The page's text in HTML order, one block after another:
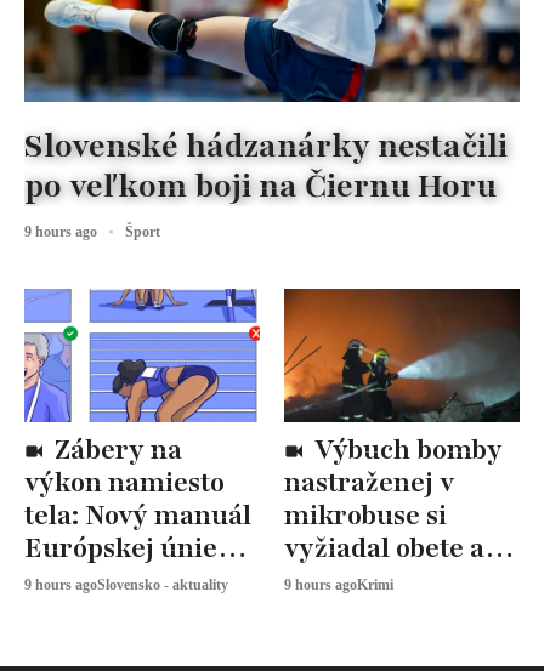
výkon namiesto
tela: Nový manuál
Európskej únie
určuje, ako
9 hours agoSlovensko - aktuality
nastraženej v
mikrobuse si
vyžiadal obete a
zranených
9 hours agoKrimi
Slovenské hádzanárky nestačili
po veľkom boji na Čiernu Horu
9 hours ago Šport